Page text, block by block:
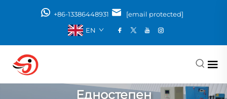
+86-13386448931
[email protected]
EN
Едностепен